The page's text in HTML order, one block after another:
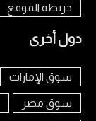
خريطة الموقع
دول أخرى
سوق الإمارات
سوق مصر